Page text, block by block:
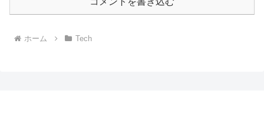
ホーム Tech